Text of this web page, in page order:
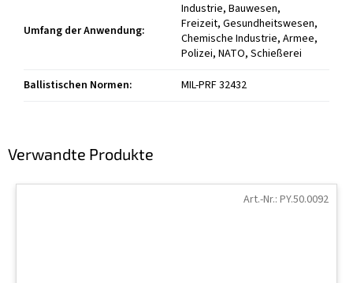
Verwandte Produkte
Art.-Nr.: PY.50.0092
Umfang der Anwendung:
Industrie, Bauwesen,
Freizeit, Gesundheitswesen,
Chemische Industrie, Armee,
Polizei, NATO, Schießerei
Ballistischen Normen: MIL-PRF 32432